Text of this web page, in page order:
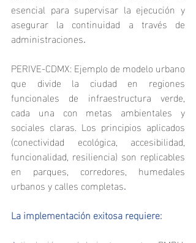
esencial para supervisar la ejecución y
asegurar la continuidad a través de
administraciones.
PERIVE-CDMX: Ejemplo de modelo urbano
que divide la ciudad en regiones
funcionales de infraestructura verde,
cada una con metas ambientales y
sociales claras. Los principios aplicados
(conectividad ecológica, accesibilidad,
funcionalidad, resiliencia) son replicables
en parques, corredores, humedales
urbanos y calles completas.
La implementación exitosa requiere: